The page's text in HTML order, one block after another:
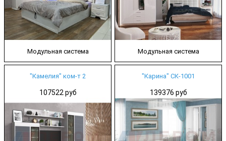
Модульная система Модульная система
"Камелия" ком-т 2
107522 руб
"Карина" СК-1001
139376 руб